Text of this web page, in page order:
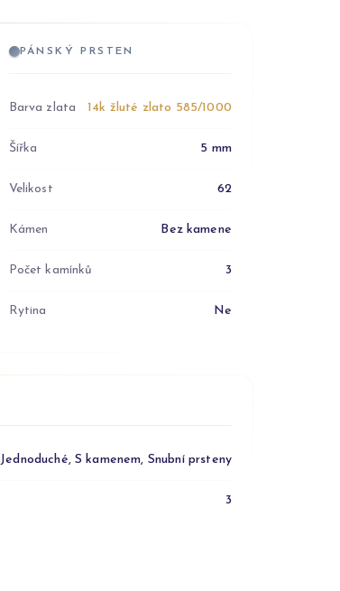
PÁNSKÝ PRSTEN
Barva zlata 14k žluté zlato 585/1000
Šířka 5 mm
Velikost 62
Kámen Bez kamene
Počet kamínků 3
Rytina Ne
Jednoduché, S kamenem, Snubní prsteny
3